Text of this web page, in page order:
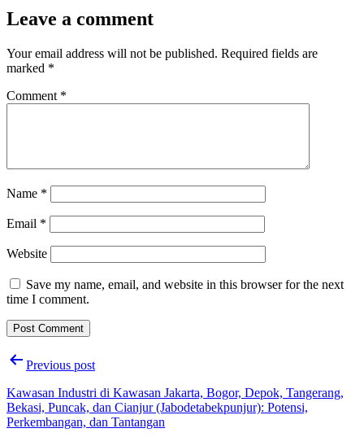
Leave a comment
Your email address will not be published. Required fields are
marked *
Comment *
Name *
Email *
Website
Save my name, email, and website in this browser for the next
time I comment.
PostPrevious post
Kawasan Industri di Kawasan Jakarta, Bogor, Depok, Tangerang,
Bekasi, Puncak, dan Cianjur (Jabodetabekpunjur): Potensi,
Perkembangan, dan Tantangan